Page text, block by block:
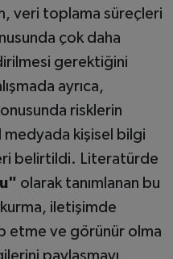
veri toplama süreçleri
çok daha
gerektiğini
ayrıca,
risklerin
medyada kişisel bilgi
belirtildi. Literatürde
olarak tanımlanan bu
kurma, iletişimde
etme ve görünür olma
paylaşmayı